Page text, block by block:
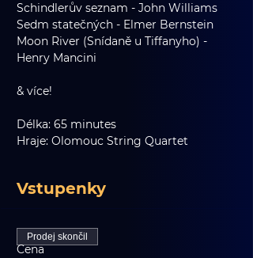
Schindlerův seznam - John Williams
Sedm statečných - Elmer Bernstein
Moon River (Snídaně u Tiffanyho) -
Henry Mancini
& více!
Délka: 65 minutes
Hraje: Olomouc String Quartet
Vstupenky
Cena
Prodej skončil